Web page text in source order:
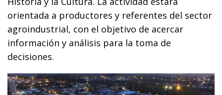
orientada a productores y referentes del sector
agroindustrial, con el objetivo de acercar
información y análisis para la toma de
decisiones.